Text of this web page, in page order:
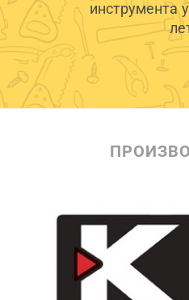
инструмента